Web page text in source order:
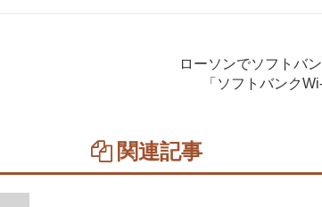
ローソンでソフトバ
「ソフトバンク
関連記事